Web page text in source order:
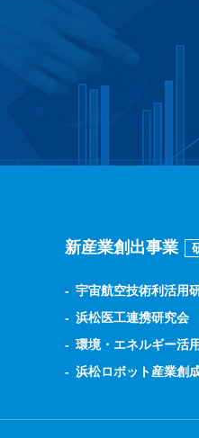
新産業創出事業
宇宙航空技術利活用
浜松医工連携研究会
環境・エネルギー活
浜松ロボット産業創